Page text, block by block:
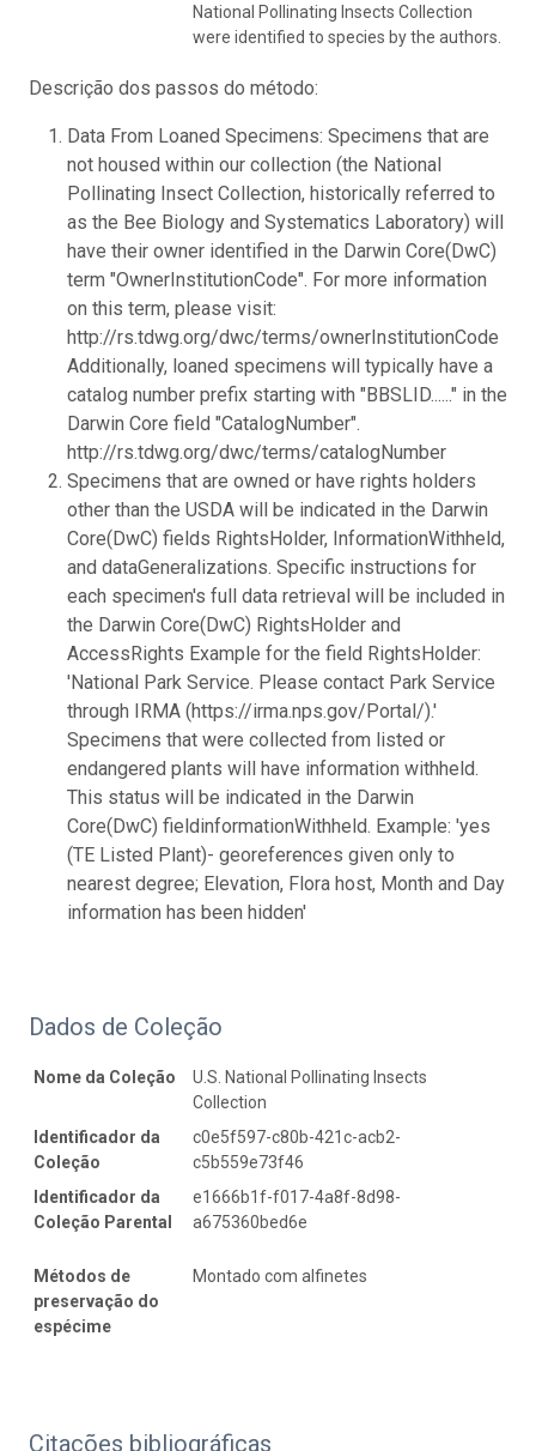
National Pollinating Insects Collection
were identified to species by the authors.
Descrição dos passos do método:
Data From Loaned Specimens: Specimens that are
not housed within our collection (the National
Pollinating Insect Collection, historically referred to
as the Bee Biology and Systematics Laboratory) will
have their owner identified in the Darwin Core(DwC)
term "OwnerInstitutionCode". For more information
on this term, please visit:
http://rs.tdwg.org/dwc/terms/ownerInstitutionCode
Additionally, loaned specimens will typically have a
catalog number prefix starting with "BBSLID......" in the
Darwin Core field "CatalogNumber".
http://rs.tdwg.org/dwc/terms/catalogNumber
Specimens that are owned or have rights holders
other than the USDA will be indicated in the Darwin
Core(DwC) fields RightsHolder, InformationWithheld,
and dataGeneralizations. Specific instructions for
each specimen's full data retrieval will be included in
the Darwin Core(DwC) RightsHolder and
AccessRights Example for the field RightsHolder:
'National Park Service. Please contact Park Service
through IRMA (https://irma.nps.gov/Portal/).'
Specimens that were collected from listed or
endangered plants will have information withheld.
This status will be indicated in the Darwin
Core(DwC) fieldinformationWithheld. Example: 'yes
(TE Listed Plant)- georeferences given only to
nearest degree; Elevation, Flora host, Month and Day
information has been hidden'
Dados de Coleção
Nome da Coleção
U.S. National Pollinating Insects
Collection
Identificador da
Coleção
c0e5f597-c80b-421c-acb2-
c5b559e73f46
Identificador da
Coleção Parental
e1666b1f-f017-4a8f-8d98-
a675360bed6e
Métodos de
preservação do
espécime
Montado com alfinetes
Citações bibliográficas